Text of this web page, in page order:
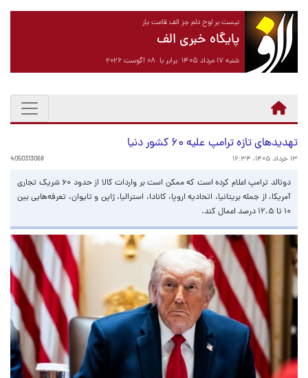
نیست بر لوح دلم جز الف قامت یار
پایگاه خبری الف
شنبه ۱۷ مرداد ۱۴۰۵ برابر با ۰۸ آگوست ۲۰۲۶
تهدیدهای تازه ترامپ علیه ۶۰ کشور دنیا
۱۳ خرداد ۱۴۰۵، ۱۶:۳۴ 4050313068
دونالد ترامپ اعلام کرده است که ممکن است بر واردات کالا از حدود ۶۰ شریک تجاری
آمریکا، از جمله بریتانیا، اتحادیه اروپا، کانادا، استرالیا، ژاپن و تایوان، تعرفه‌هایی بین
۱۰ تا ۱۲.۵ درصد اعمال کند.